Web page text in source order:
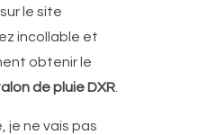
le site
incollable et
obtenir le
de pluie DXR.
je ne vais pas